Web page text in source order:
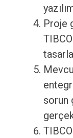
Proje
sorun